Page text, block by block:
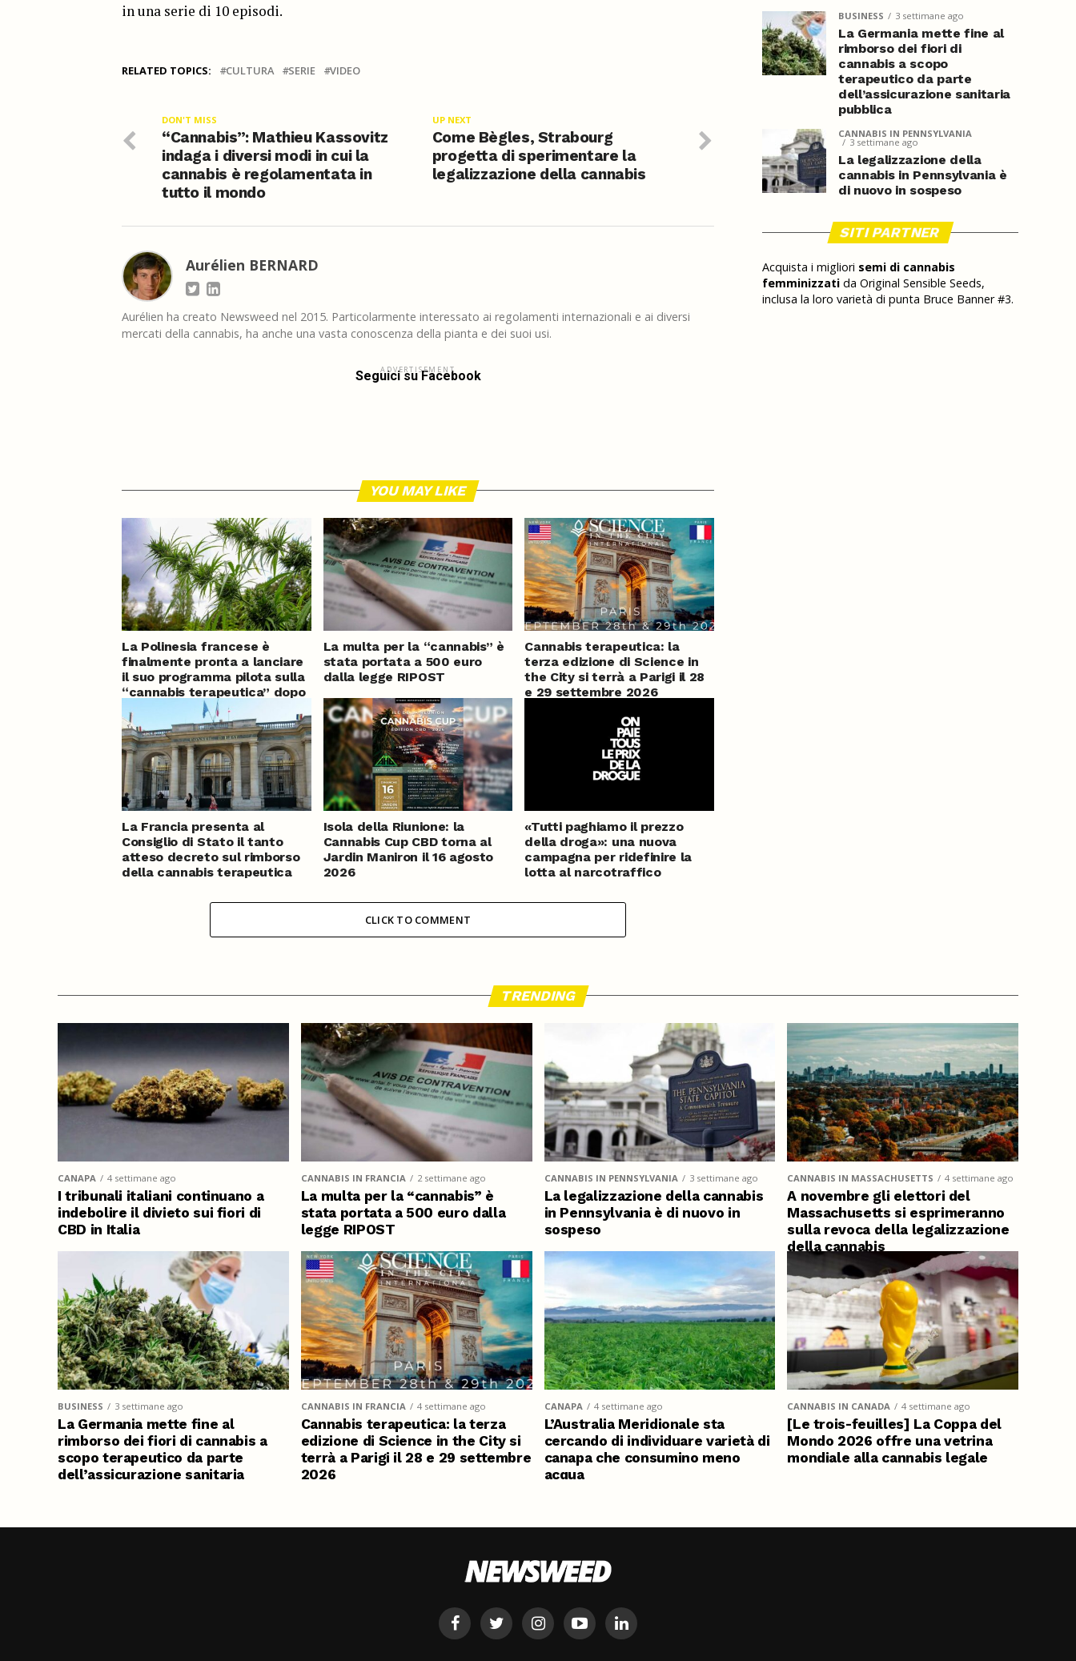
in una serie di 10 episodi.
RELATED TOPICS: CULTURA SERIE VIDEO
UP NEXT
Come Bègles, Strabourg
progetta di sperimentare la
legalizzazione della cannabis
DON'T MISS
“Cannabis”: Mathieu Kassovitz
indaga i diversi modi in cui la
cannabis è regolamentata in
tutto il mondo
Aurélien BERNARD
Aurélien ha creato Newsweed nel 2015. Particolarmente interessato ai regolamenti internazionali e ai diversi
mercati della cannabis, ha anche una vasta conoscenza della pianta e dei suoi usi.
ADVERTISEMENT
Seguici su Facebook
YOU MAY LIKE
La Polinesia francese è
finalmente pronta a lanciare
il suo programma pilota sulla
“cannabis terapeutica” dopo
mesi di ritardo
La multa per la “cannabis” è
stata portata a 500 euro
dalla legge RIPOST
Cannabis terapeutica: la
terza edizione di Science in
the City si terrà a Parigi il 28
e 29 settembre 2026
La Francia presenta al
Consiglio di Stato il tanto
atteso decreto sul rimborso
della cannabis terapeutica
Isola della Riunione: la
Cannabis Cup CBD torna al
Jardin Maniron il 16 agosto
2026
«Tutti paghiamo il prezzo
della droga»: una nuova
campagna per ridefinire la
lotta al narcotraffico
CLICK TO COMMENT
BUSINESS 3 settimane ago
La Germania mette fine al
rimborso dei fiori di
cannabis a scopo
terapeutico da parte
dell’assicurazione sanitaria
pubblica
CANNABIS IN PENNSYLVANIA
3 settimane ago
La legalizzazione della
cannabis in Pennsylvania è
di nuovo in sospeso
SITI PARTNER
Acquista i migliori semi di cannabis
femminizzati da Original Sensible Seeds,
inclusa la loro varietà di punta Bruce Banner #3.
TRENDING
CANAPA 4 settimane ago
I tribunali italiani continuano a
indebolire il divieto sui fiori di
CBD in Italia
CANNABIS IN FRANCIA 2 settimane ago
La multa per la “cannabis” è
stata portata a 500 euro dalla
legge RIPOST
CANNABIS IN PENNSYLVANIA 3 settimane ago
La legalizzazione della cannabis
in Pennsylvania è di nuovo in
sospeso
CANNABIS IN MASSACHUSETTS 4 settimane ago
A novembre gli elettori del
Massachusetts si esprimeranno
sulla revoca della legalizzazione
della cannabis
BUSINESS 3 settimane ago
La Germania mette fine al
rimborso dei fiori di cannabis a
scopo terapeutico da parte
dell’assicurazione sanitaria
CANNABIS IN FRANCIA 4 settimane ago
Cannabis terapeutica: la terza
edizione di Science in the City si
terrà a Parigi il 28 e 29 settembre
2026
CANAPA 4 settimane ago
L’Australia Meridionale sta
cercando di individuare varietà di
canapa che consumino meno
acqua
CANNABIS IN CANADA 4 settimane ago
[Le trois-feuilles] La Coppa del
Mondo 2026 offre una vetrina
mondiale alla cannabis legale